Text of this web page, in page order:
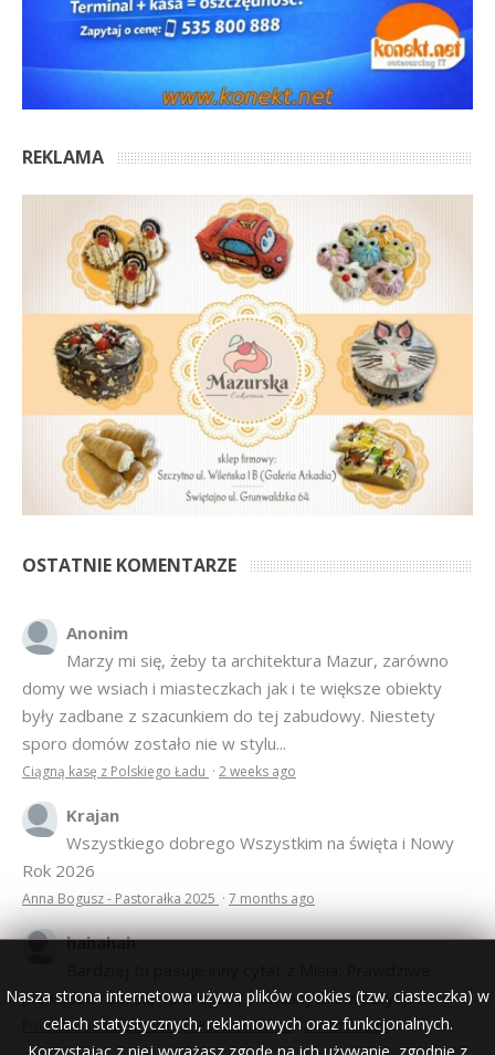
REKLAMA
OSTATNIE KOMENTARZE
Anonim
Marzy mi się, żeby ta architektura Mazur, zarówno
domy we wsiach i miasteczkach jak i te większe obiekty
były zadbane z szacunkiem do tej zabudowy. Niestety
sporo domów zostało nie w stylu...
Ciągną kasę z Polskiego Ładu · 2 weeks ago
Krajan
Wszystkiego dobrego Wszystkim na święta i Nowy
Rok 2026
Anna Bogusz - Pastorałka 2025 · 7 months ago
hahahah
pieniądze robi się na drogich, słomianych inwestycjach
Podpisali umowę na wieżę - Kurek Mazurski· 7 months ago
Nasza strona internetowa używa plików cookies (tzw. ciasteczka) w
celach statystycznych, reklamowych oraz funkcjonalnych.